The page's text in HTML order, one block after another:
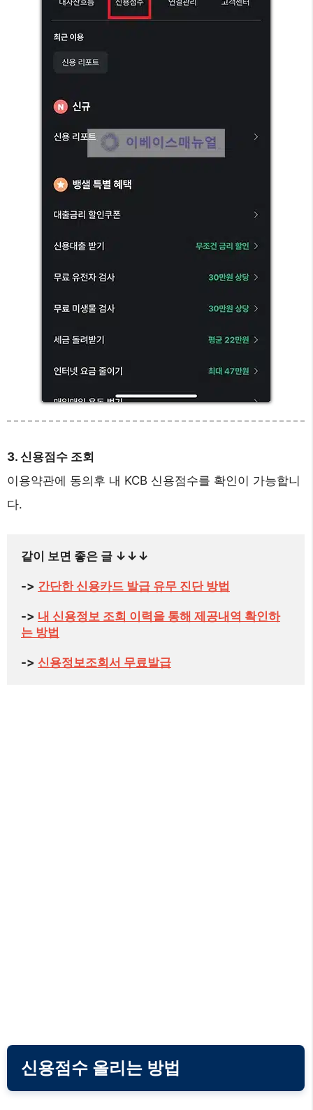
3. 신용점수 조회
이용약관에 동의후 내 KCB 신용점수를 확인이 가능합니
다.
같이 보면 좋은 글 ↓ ↓ ↓
-> 간단한 신용카드 발급 유무 진단 방법
-> 내 신용정보 조회 이력을 통해 제공내역 확인하
는 방법
-> 신용정보조회서 무료발급
신용점수 올리는 방법